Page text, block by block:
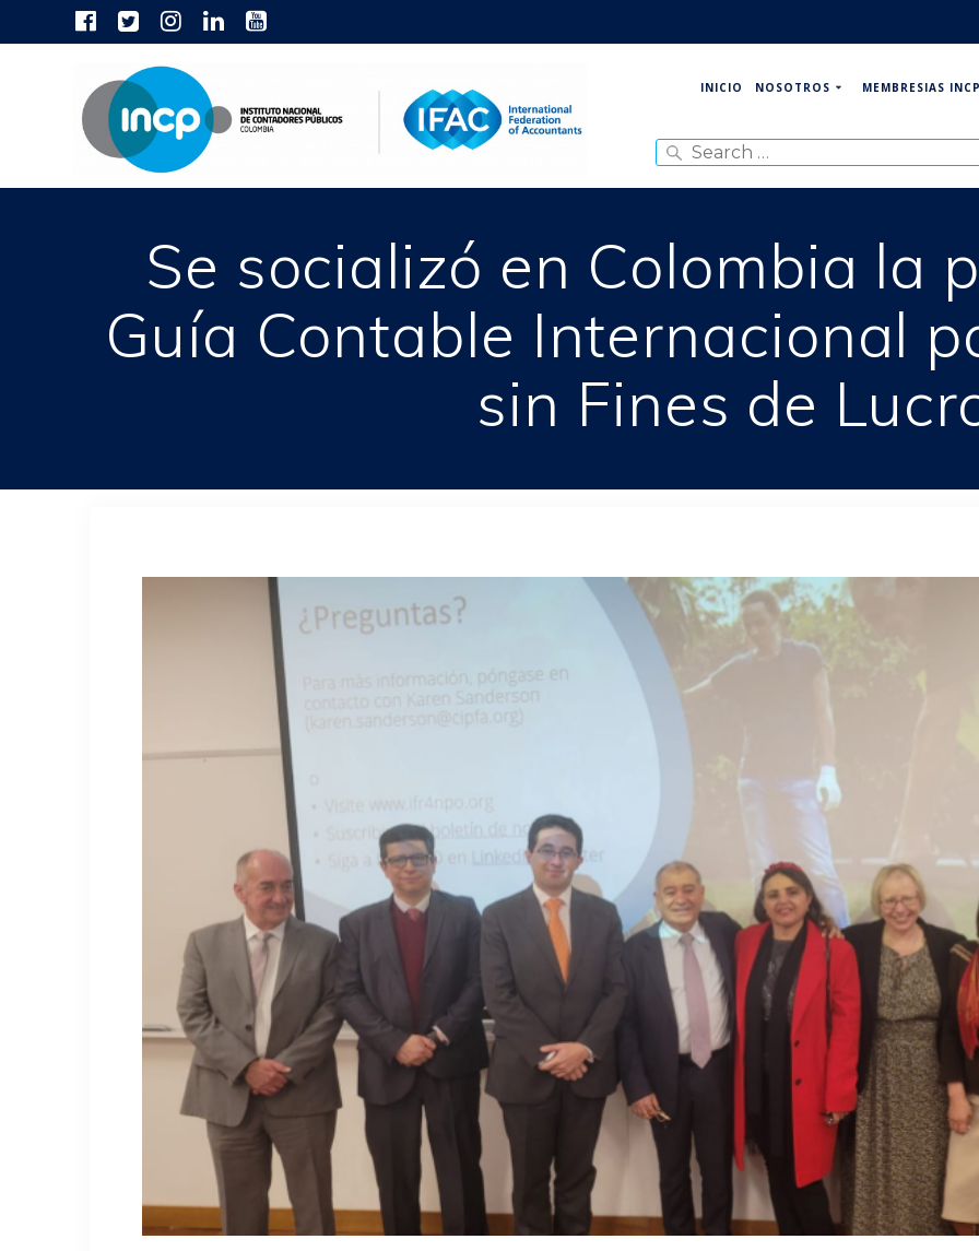
INICIO NOSOTROS MEMBRESIAS
for:
Se socializó en Colombia la
Guía Contable Internacional
sin Fines de